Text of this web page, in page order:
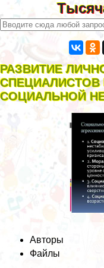
РАЗВИТИЕ
СПЕЦИАЛИСТОВ
СОЦИАЛЬНОЙ
Авторы
Файлы